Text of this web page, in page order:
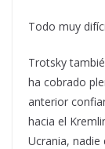
Todo muy
Trotsky
ha cobrado
anterior
hacia el
Ucrania,